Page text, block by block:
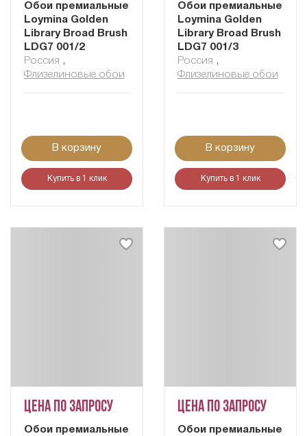
Обои премиальные
Loymina Golden
Library Broad Brush
LDG7 001/2
Россия ,
Флизелиновые обои
В корзину
Купить в 1 клик
Обои премиальные
Loymina Golden
Library Broad Brush
LDG7 001/3
Россия ,
Флизелиновые обои
В корзину
Купить в 1 клик
Цена по запросу
Обои премиальные
Цена по запросу
Обои премиальные